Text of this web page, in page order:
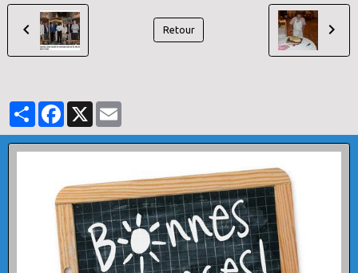
Retour
PartagerFacebook